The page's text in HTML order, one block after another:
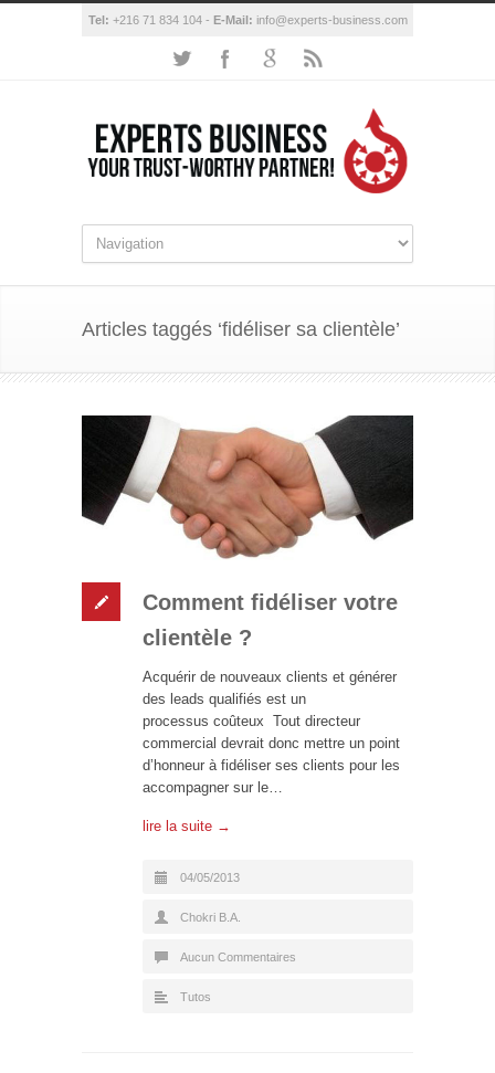
Tel: +216 71 834 104 - E-Mail: info@experts-business.com
Articles taggés ‘fidéliser sa clientèle’
Comment fidéliser votre
clientèle ?
Acquérir de nouveaux clients et générer
des leads qualifiés est un
processus coûteux Tout directeur
commercial devrait donc mettre un point
d’honneur à fidéliser ses clients pour les
accompagner sur le…
lire la suite →
04/05/2013
Chokri B.A.
Aucun Commentaires
Tutos